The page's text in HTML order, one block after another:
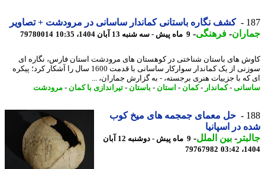
کشف نگاره باستانی کماندار ساسانی در مرودشت + تصاویر
- فرهنگی-9 ماه پیش - سه شنبه 13 آبان 1404، 10:35 79780014
های باستان شناختی در کوهستان های مرودشت استان فارس، نگاره ای
سوزنی از یک کماندار سوارکار ساسانی با قدمت 1600 سال را آشکار کرد؛ پیکره
با جزییات هنری برجسته، - به گزارش جماران، ...
-کماندار-کمان-استان-باستان-تیراندازی با کمان-مرودشت
حل معمای جمجمه های میخ کوب
در اسپانیا
-بین الملل-
9 ماه پیش - دوشنبه 12 آبان
79767982